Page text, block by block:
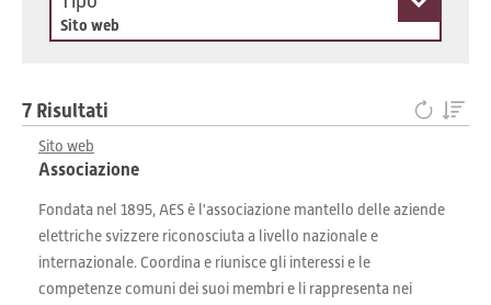
Sito web
7 Risultati
Sito web
Associazione
Fondata nel 1895, AES è l'associazione mantello delle aziende
elettriche svizzere riconosciuta a livello nazionale e
internazionale. Coordina e riunisce gli interessi e le
competenze comuni dei suoi membri e li rappresenta nei